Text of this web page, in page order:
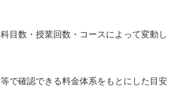
目数・授業回数・コースによって変動し
で確認できる料金体系をもとにした目安